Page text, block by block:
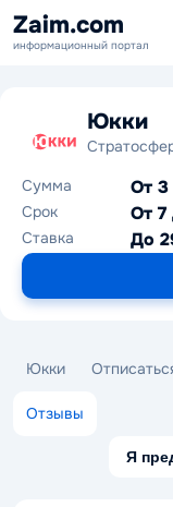
Zaim.com
информационный портал
Юкки
Сумма
От
Срок От 7
Ставка До
Юкки
Отзывы
Я